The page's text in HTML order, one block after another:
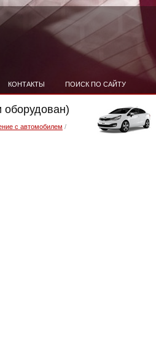
КОНТАКТЫ ПОИСК ПО САЙТУ
оборудован)
с автомобилем /